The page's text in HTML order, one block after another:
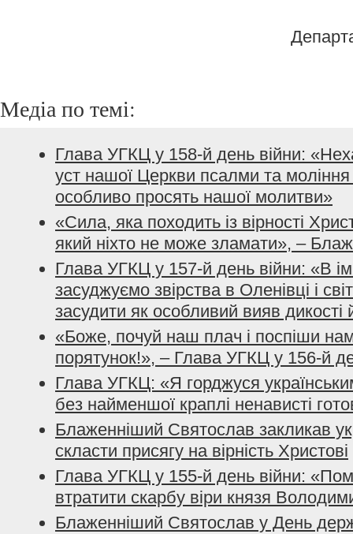
Медіа по темі:
Глава УГКЦ у 158-й день війни:
уст нашої Церкви псалми та моління
особливо просять нашої молитви»
«Сила, яка походить із вірності
який ніхто не може зламати», –
Глава УГКЦ у 157-й день війни: «В
засуджуємо звірства в Оленівці і
засудити як особливий вияв дикості
«Боже, почуй наш плач і поспіши
порятунок!», – Глава УГКЦ у 156-й
Глава УГКЦ: «Я горджуся
без найменшої краплі ненависті
Блаженніший Святослав закликав
скласти присягу на вірність Христові
Глава УГКЦ у 155-й день війни:
втратити скарбу віри князя
Блаженніший Святослав у День